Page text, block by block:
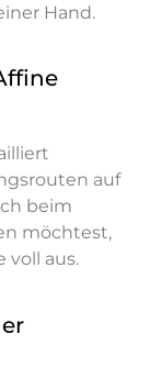
Hand.
auf
beim
möchtest,
voll aus.